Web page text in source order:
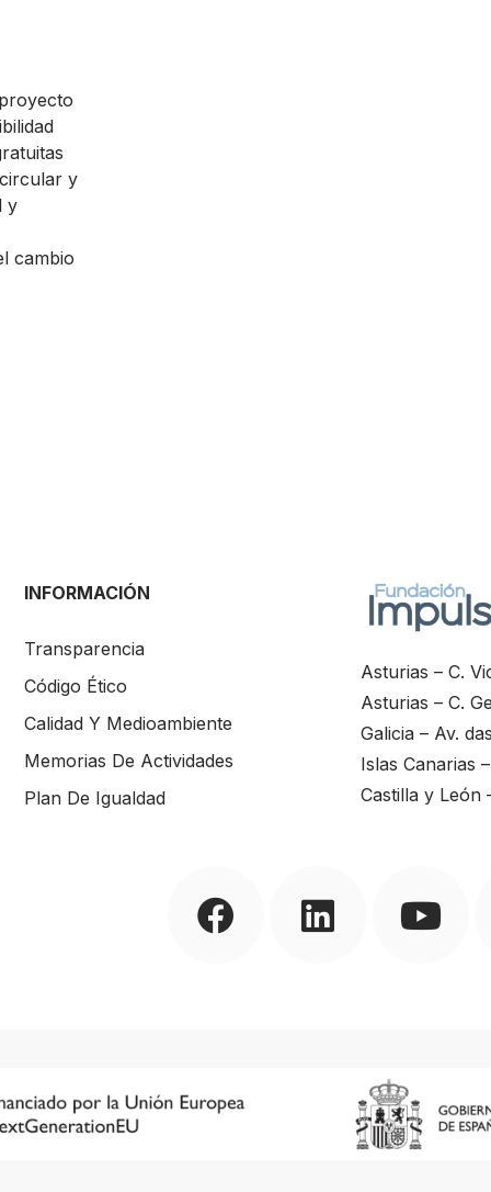
y
y
cambio
INFORMACIÓN
Transparencia
Código Ético
Calidad Y Medioambiente
Memorias De Actividades
Plan De Igualdad
Asturias – C.
Asturias – C.
Galicia – Av.
Islas Canarias
Castilla y León